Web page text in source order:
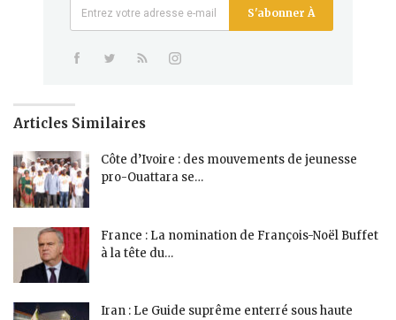
S'abonner À
Articles Similaires
Côte d’Ivoire : des mouvements de jeunesse
pro-Ouattara se…
France : La nomination de François-Noël Buffet
à la tête du…
Iran : Le Guide suprême enterré sous haute